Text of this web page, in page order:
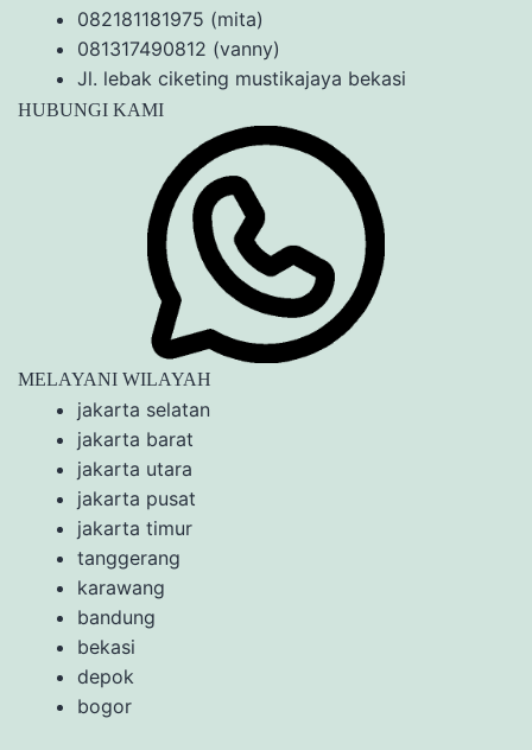
082181181975 (mita)
081317490812 (vanny)
Jl. lebak ciketing mustikajaya bekasi
HUBUNGI KAMI
MELAYANI WILAYAH
jakarta selatan
jakarta barat
jakarta utara
jakarta pusat
jakarta timur
tanggerang
karawang
bandung
bekasi
depok
bogor